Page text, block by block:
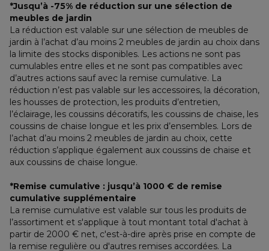
*Jusqu’à -75% de réduction sur une sélection de
meubles de jardin
La réduction est valable sur une sélection de meubles de
jardin à l’achat d’au moins 2 meubles de jardin au choix dans
la limite des stocks disponibles. Les actions ne sont pas
cumulables entre elles et ne sont pas compatibles avec
d’autres actions sauf avec la remise cumulative. La
réduction n’est pas valable sur les accessoires, la décoration,
les housses de protection, les produits d’entretien,
l’éclairage, les coussins décoratifs, les coussins de chaise, les
coussins de chaise longue et les prix d’ensembles. Lors de
l’achat d’au moins 2 meubles de jardin au choix, cette
réduction s’applique également aux coussins de chaise et
aux coussins de chaise longue.
*Remise cumulative : jusqu’à 1000 € de remise
cumulative supplémentaire
La remise cumulative est valable sur tous les produits de
l’assortiment et s'applique à tout montant total d'achat à
partir de 2000 € net, c'est-à-dire après prise en compte de
la remise regulière ou d'autres remises accordées. La